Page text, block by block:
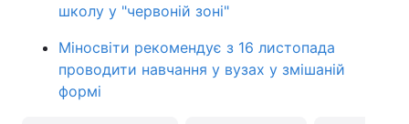
школу у "червоній зоні"
Міносвіти рекомендує з 16 листопада
проводити навчання у вузах у змішаній
формі